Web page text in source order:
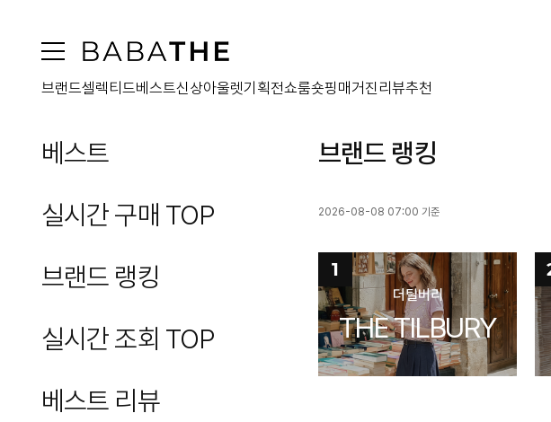
브랜드셀렉티드베스트신상아울렛기획전쇼룸숏핑 매거진 리뷰추천
베스트
실시간 구매 TOP
브랜드 랭킹
실시간 조회 TOP
베스트 리뷰
브랜드 랭킹
2026-08-08 07:00 기준
1
더틸버리
THE TILBURY